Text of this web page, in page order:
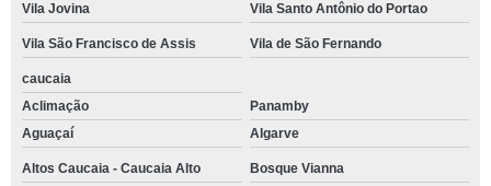
Vila Jovina Vila Santo Antônio do Portao
Vila São Francisco de Assis Vila de São Fernando
caucaia
Aclimação
Panamby
Aguaçaí
Algarve
Altos Caucaia - Caucaia Alto Bosque Vianna